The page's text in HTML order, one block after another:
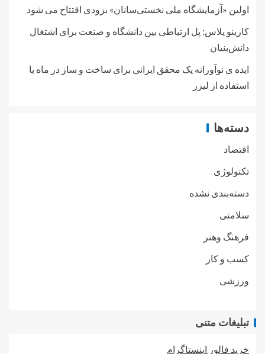
اولین «آزمایشگاه ملی نخستی‌سانان» بزودی افتتاح می شود
کارینو پلاس: پل ارتباطی بین دانشگاه و صنعت برای اشتغال
دانش‌بنیان
ایده ی نوآورانه یک محقق ایرانی برای ساخت و ساز در ماه با
استفاده از لیزر
دسته‌ها
اقتصاد
تکنولوژی
دسته‌بندی نشده
سلامتی
فرهنگ وهنر
کسب و کار
ورزشی
تبلیغات متنی
خرید فالور اینستاگرام